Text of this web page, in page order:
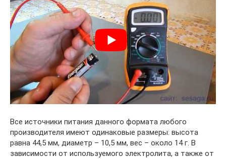
Все источники питания данного формата любого
производителя имеют одинаковые размеры: высота
равна 44,5 мм, диаметр – 10,5 мм, вес – около 14 г. В
зависимости от используемого электролита, а также от